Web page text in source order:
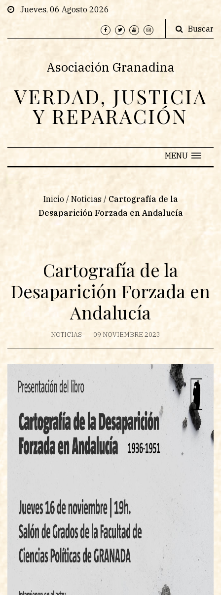
Jueves, 06 Agosto 2026
Buscar
Asociación Granadina
VERDAD, JUSTICIA
Y REPARACIÓN
MENU
Inicio / Noticias / Cartografía de la
Desaparición Forzada en Andalucía
Cartografía de la
Desaparición Forzada en
Andalucía
NOTICIAS 09 NOVIEMBRE 2023